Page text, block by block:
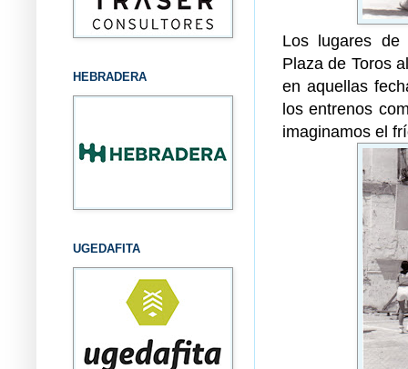
Los lugares de
Plaza de Toros
en aquellas
los entrenos
imaginamos el
HEBRADERA
UGEDAFITA